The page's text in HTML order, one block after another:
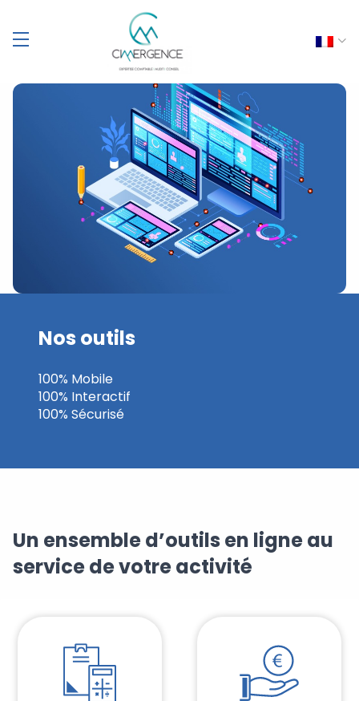
Nos outils
100% Mobile
100% Interactif
100% Sécurisé
Un ensemble d’outils en ligne au
service de votre activité